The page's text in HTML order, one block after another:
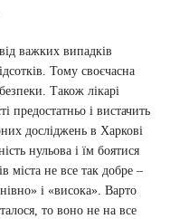
важких випадків
Тому своєчасна
Також лікарі
предостатньо і вистачить
досліджень в Харкові
нульова і їм боятися
міста не все так добре –
і «висока». Варто
то воно не на все